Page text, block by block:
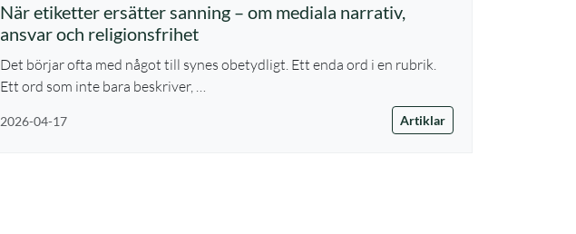
När etiketter ersätter sanning – om mediala narrativ,
ansvar och religionsfrihet
Det börjar ofta med något till synes obetydligt. Ett enda ord i en rubrik.
Ett ord som inte bara beskriver, …
2026-04-17 Artiklar